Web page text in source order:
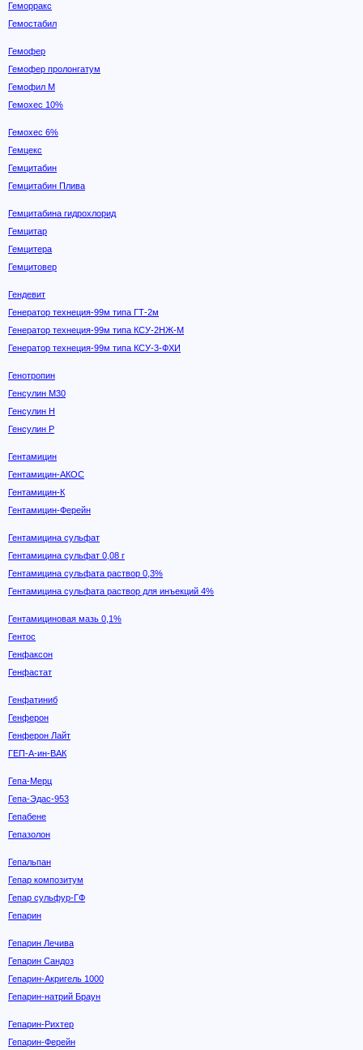
Геморракс
Гемостабил
Гемофер
Гемофер пролонгатум
Гемофил М
Гемохес 10%
Гемохес 6%
Гемцекс
Гемцитабин
Гемцитабин Плива
Гемцитабина гидрохлорид
Гемцитар
Гемцитера
Гемцитовер
Гендевит
Генератор технеция-99м типа ГТ-2м
Генератор технеция-99м типа КСУ-2НЖ-М
Генератор технеция-99м типа КСУ-3-ФХИ
Генотропин
Генсулин М30
Генсулин Н
Генсулин Р
Гентамицин
Гентамицин-АКОС
Гентамицин-К
Гентамицин-Ферейн
Гентамицина сульфат
Гентамицина сульфат 0,08 г
Гентамицина сульфата раствор 0,3%
Гентамицина сульфата раствор для инъекций 4%
Гентамициновая мазь 0,1%
Гентос
Генфаксон
Генфастат
Генфатиниб
Генферон
Генферон Лайт
ГЕП-А-ин-ВАК
Гепа-Мерц
Гепа-Эдас-953
Гепабене
Гепазолон
Гепальпан
Гепар композитум
Гепар сульфур-ГФ
Гепарин
Гепарин Лечива
Гепарин Сандоз
Гепарин-Акригель 1000
Гепарин-натрий Браун
Гепарин-Рихтер
Гепарин-Ферейн